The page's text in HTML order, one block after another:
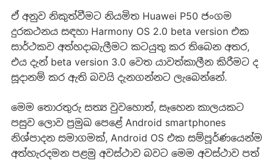
ඒ අනුව නිකුත්වීමට නියමිත Huawei P50 ජංගම
දුරකථනය සඳහා Harmony OS 2.0 beta version එක
සාර්ථකව අත්හදාබැලීමට කටයුතු කර තිබෙන අතර,
එය දැන් beta version 3.0 වෙත යාවත්කාලීන කිරීමට ද
සූදානම් කර ඇති බවයි දැනගන්නට ලැබෙන්නේ.
මෙම තොරතුරු සත්‍ය වුවහොත්, සෑහෙන කාලයකට
පසුව ලොව ප්‍රමුඛ පෙළේ Android smartphones
නිශ්පාදන සමාගමක්, Android OS එක සම්පූර්ණයෙන්ම
අත්හැරදමන පළමු අවස්ථාව බවට මෙම අවස්ථාව පත්